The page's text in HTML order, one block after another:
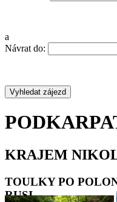
a
Návrat do:
KRAJEM
TOULKY PO
RUSI